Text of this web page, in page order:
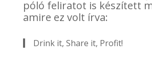
póló feliratot is készített
amire ez volt írva:
Drink it, Share it, Profit!